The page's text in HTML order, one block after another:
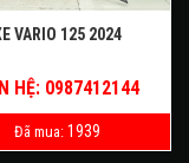
VARIO 125 2024
HỆ: 0987412144
Đã mua: 1939